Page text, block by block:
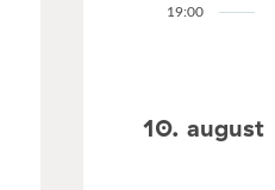
19:00
10. august